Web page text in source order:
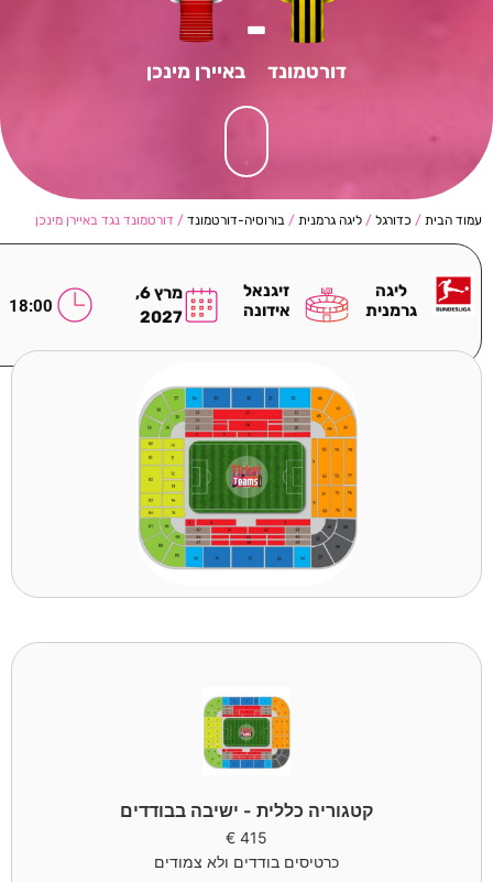
דורטמונד
-
באיירן מינכן
עמוד הבית / כדורגל / ליגה גרמנית / בורוסיה-דורטמונד / דורטמונד נגד באיירן מינכן
ליגה
גרמנית
זיגנאל
אידונה
מרץ 6,
2027
18:00
קטגוריה כללית - ישיבה בבודדים
415
€
כרטיסים בודדים ולא צמודים